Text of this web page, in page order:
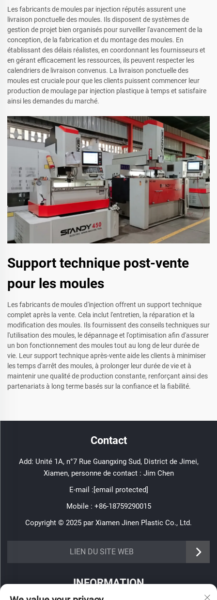
Les fabricants de moules par injection réputés assurent une
livraison ponctuelle des moules. Ils disposent de systèmes de
gestion de projet bien organisés pour surveiller l'avancement de la
conception, de la fabrication et du montage des moules. En
établissant des délais réalistes, en coordonnant les fournisseurs et
en gérant efficacement les ressources, ils peuvent respecter les
calendriers de livraison convenus. La livraison ponctuelle des
moules est cruciale pour que les clients puissent commencer leur
production de moulage par injection plastique à temps et satisfaire
ainsi les demandes du marché.
Support technique post-vente
pour les moules
Les fabricants de moules d'injection offrent un support technique
complet après la vente. Cela inclut l'entretien, la réparation et la
modification des moules. Ils fournissent des conseils techniques sur
l'utilisation des moules, le dépannage et l'optimisation afin d'assurer
un bon fonctionnement des moules tout au long de leur durée de
vie. Leur support technique après-vente aide les clients à minimiser
les temps d'arrêt des moules, à prolonger leur durée de vie et à
maintenir une qualité de production constante, renforçant ainsi des
partenariats à long terme basés sur la confiance et la fiabilité.
Contact
Add: Unité 1A, n°7 Rue Guangxing Sud, District de Jimei,
Xiamen, personne de contact : Jim Chen
E-mail :[email protected]
Mobile : +86-18759290015
Copyright © 2025 par Xiamen Jinen Plastic Co., Ltd.
LIEN DU SITE WEB
https://www.jinenplastic.com/service
INFORMATION